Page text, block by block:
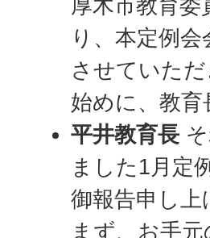
厚木市教育
り、本定例
させていただ
始めに、教
平井教育長
ました1月定
御報告申し上
まず、お手